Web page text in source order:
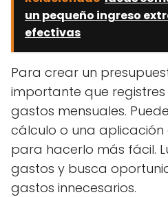
un pequeño ingreso
efectivas
Para crear un
importante que
gastos mensuales.
cálculo o una aplicación
para hacerlo más fácil.
gastos y busca
gastos innecesarios.